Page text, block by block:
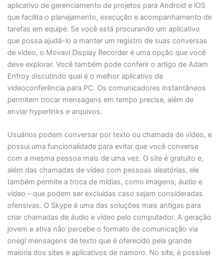
aplicativo de gerenciamento de projetos para Android e iOS
que facilita o planejamento, execução e acompanhamento de
tarefas em equipe. Se você está procurando um aplicativo
que possa ajudá-lo a manter um registro de suas conversas
de vídeo, o Movavi Display Recorder é uma opção que você
deve explorar. Você também pode conferir o artigo de Adam
Enfroy discutindo qual é o melhor aplicativo de
videoconferência para PC. Os comunicadores instantâneos
permitem trocar mensagens em tempo precise, além de
enviar hyperlinks e arquivos.
Usuários podem conversar por texto ou chamada de vídeo, e
possui uma funcionalidade para evitar que você converse
com a mesma pessoa mais de uma vez. O site é gratuito e,
além das chamadas de vídeo com pessoas aleatórias, ele
também permite a troca de mídias, como imagens, áudio e
vídeo – que podem ser excluídas caso sejam consideradas
ofensivas. O Skype é uma das soluções mais antigas para
criar chamadas de áudio e vídeo pelo computador. A geração
jovem e ativa não percebe o formato de comunicação via
onegl mensagens de texto que é oferecido pela grande
maioria dos sites e aplicativos de namoro. No site, é possível